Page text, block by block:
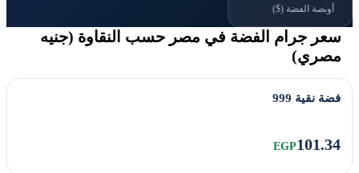
أونصة الفضة ($)
سعر جرام الفضة في مصر حسب النقاوة (جنيه
مصري)
فضة نقية 999
101.34
EGP